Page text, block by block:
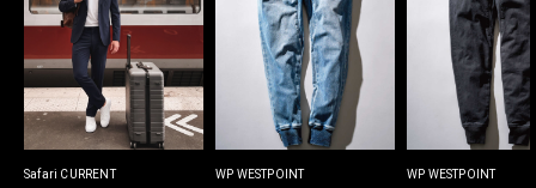
Safari CURRENT WP WESTPOINT WP WESTPOINT